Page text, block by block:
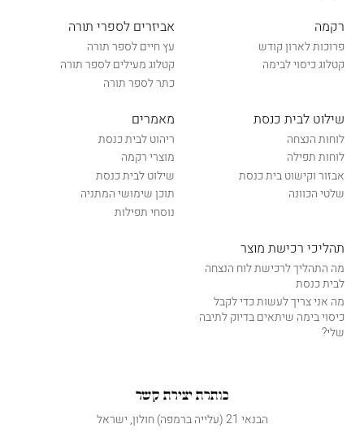
רקמה
פרוכות לארון קודש
קטלוג כיסוי לבימה
אביזרים לספרי תורה
עץ חיים לספר תורה
קטלוג מעילים לספר תורה
כתר לספר תורה
שילוט לבית כנסת
לוחות הנצחה
לוחות תפילה
אבזור וקישוט בית כנסת
שלטי הכוונה
מאמרים
ריהוט לבית כנסת
מוצרי רקמה
שילוט לבית כנסת
תוכן שימושי המתניה
נוסחי תפילות
תהליכי רכישת מוצר
מה התהליך לרכישת לוח הנצחה
לבית כנסת
מה אני צריך לעשות כדי לקבל
כיסוי בימה שיתאים בדיוק לתיבה
שלי?
כותרת יצירת קשר
הבנאי 21 (עלייה ברמפה) חולון, ישראל